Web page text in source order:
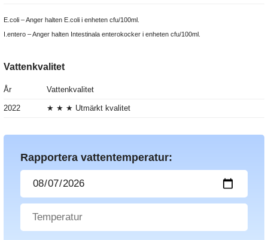
E.coli – Anger halten E.coli i enheten cfu/100ml.
I.entero – Anger halten Intestinala enterokocker i enheten cfu/100ml.
Vattenkvalitet
År Vattenkvalitet
2022 ★ ★ ★ Utmärkt kvalitet
Rapportera vattentemperatur: